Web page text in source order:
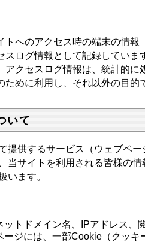
へのアクセス時の端末の情報
スログ情報として記録していま
クセスログ情報は、統計的に
めに利用し、それ以外の目的
いて
供するサービス（ウェブペ
当サイトを利用される皆様の
います。
トドメイン名、IPアドレス、
ージには、一部Cookie（クッ